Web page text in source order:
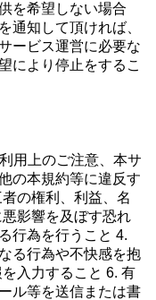
を希望しない場合
通知して頂ければ、
ービス運営に必要な
により停止をするこ
用上のご注意、本サ
の本規約等に違反す
の権利、利益、名
影響を及ぼす恐れ
行為を行うこと 4.
る行為や不快感を抱
入力すること 6. 有
ル等を送信または書